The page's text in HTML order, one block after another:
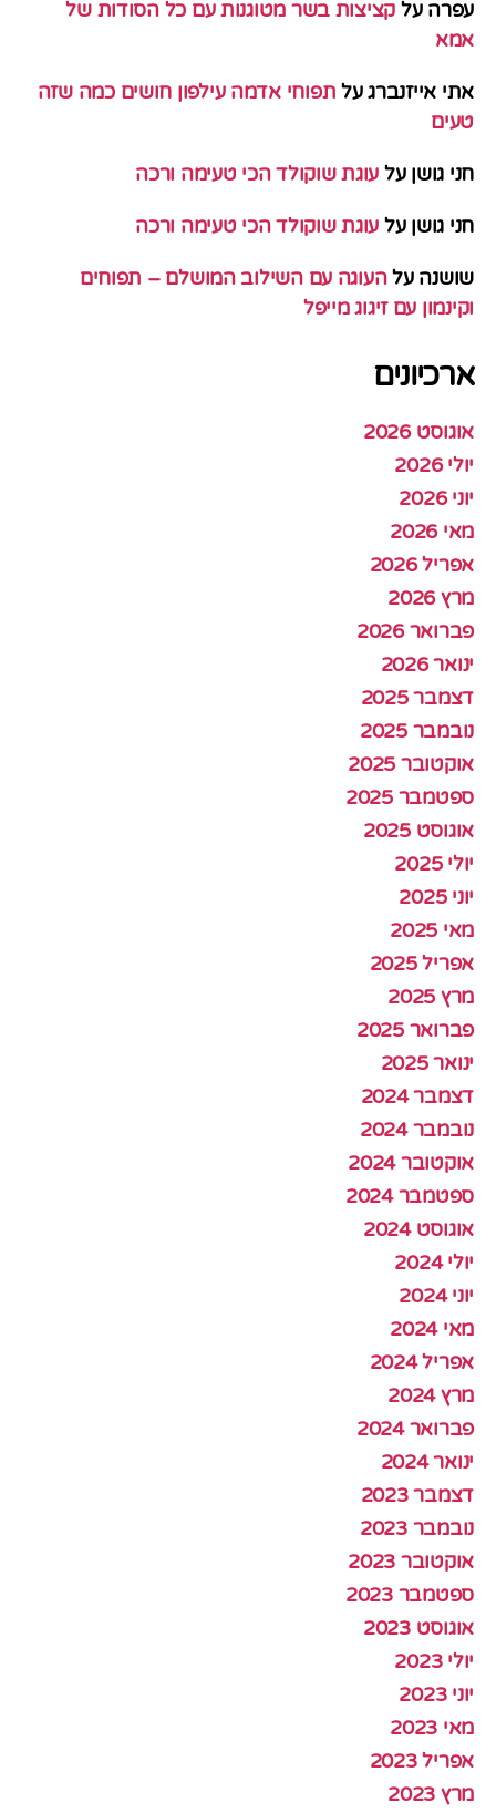
עפרה על קציצות בשר מטוגנות עם כל הסודות של
אמא
אתי אייזנברגעל תפוחי אדמה עילפון חושים כמה שזה
טעים
חני גושן על עוגת שוקולד הכי טעימה ורכה
חני גושן על עוגת שוקולד הכי טעימה ורכה
שושנה עלהעוגה עם השילוב המושלם – תפוחים
וקינמון עם זיגוג מייפל
ארכיונים
אוגוסט 2026
יולי 2026
יוני 2026
מאי 2026
אפריל 2026
מרץ 2026
פברואר 2026
ינואר 2026
דצמבר 2025
נובמבר 2025
אוקטובר 2025
ספטמבר 2025
אוגוסט 2025
יולי 2025
יוני 2025
מאי 2025
אפריל 2025
מרץ 2025
פברואר 2025
ינואר 2025
דצמבר 2024
נובמבר 2024
אוקטובר 2024
ספטמבר 2024
אוגוסט 2024
יולי 2024
יוני 2024
מאי 2024
אפריל 2024
מרץ 2024
פברואר 2024
ינואר 2024
דצמבר 2023
נובמבר 2023
אוקטובר 2023
ספטמבר 2023
אוגוסט 2023
יולי 2023
יוני 2023
מאי 2023
אפריל 2023
מרץ 2023